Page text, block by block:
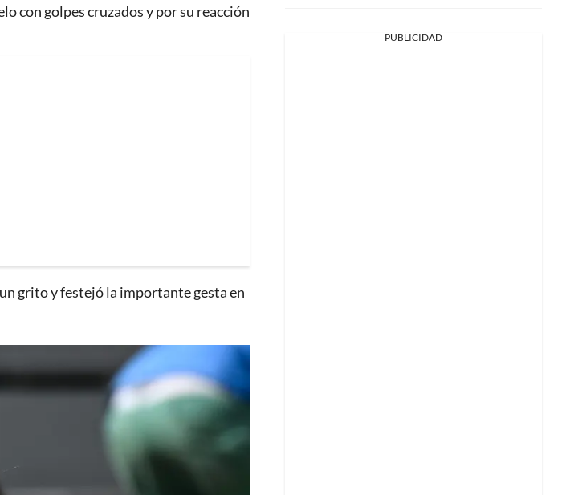
con golpes cruzados y por su reacción
grito y festejó la importante gesta en
PUBLICIDAD